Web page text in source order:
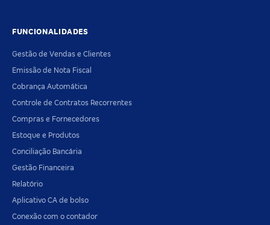
FUNCIONALIDADES
Gestão de Vendas e Clientes
Emissão de Nota Fiscal
Cobrança Automática
Controle de Contratos Recorrentes
Compras e Fornecedores
Estoque e Produtos
Conciliação Bancária
Gestão Financeira
Relatório
Aplicativo CA de bolso
Conexão com o contador